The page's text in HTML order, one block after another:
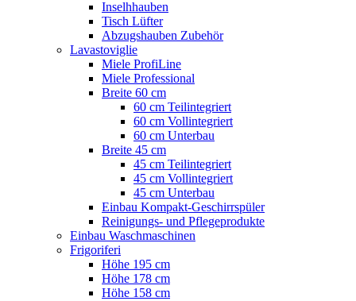
Inselhhauben
Tisch Lüfter
Abzugshauben Zubehör
Lavastoviglie
Miele ProfiLine
Miele Professional
Breite 60 cm
60 cm Teilintegriert
60 cm Vollintegriert
60 cm Unterbau
Breite 45 cm
45 cm Teilintegriert
45 cm Vollintegriert
45 cm Unterbau
Einbau Kompakt-Geschirrspüler
Reinigungs- und Pflegeprodukte
Einbau Waschmaschinen
Frigoriferi
Höhe 195 cm
Höhe 178 cm
Höhe 158 cm